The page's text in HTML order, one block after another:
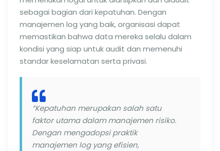
sebagai bagian dari kepatuhan. Dengan
manajemen log yang baik, organisasi dapat
memastikan bahwa data mereka selalu dalam
kondisi yang siap untuk audit dan memenuhi
standar keselamatan serta privasi.
“Kepatuhan merupakan salah satu
faktor utama dalam manajemen risiko.
Dengan mengadopsi praktik
manajemen log yang efisien,